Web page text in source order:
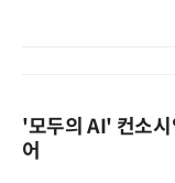
'모두의 AI' 컨소시
어